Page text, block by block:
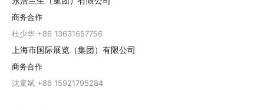
商务合作
杜少华 +86 13631657756
上海市国际展览（集团）有限公司
商务合作
沈童斌 +86 15921795284